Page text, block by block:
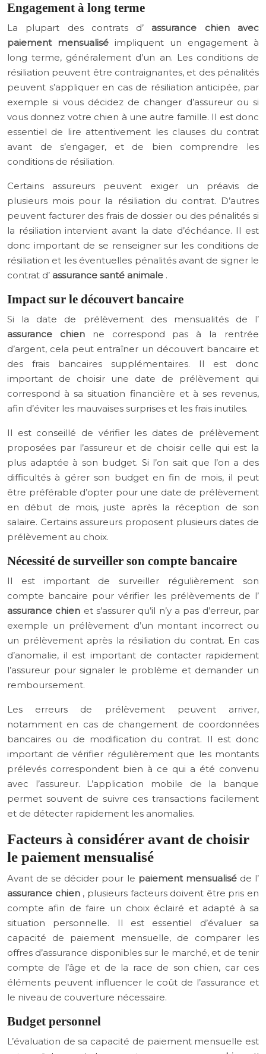
Engagement à long terme
La plupart des contrats d’ assurance chien avec
paiement mensualisé impliquent un engagement à
long terme, généralement d’un an. Les conditions de
résiliation peuvent être contraignantes, et des pénalités
peuvent s’appliquer en cas de résiliation anticipée, par
exemple si vous décidez de changer d’assureur ou si
vous donnez votre chien à une autre famille. Il est donc
essentiel de lire attentivement les clauses du contrat
avant de s’engager, et de bien comprendre les
conditions de résiliation.
Certains assureurs peuvent exiger un préavis de
plusieurs mois pour la résiliation du contrat. D’autres
peuvent facturer des frais de dossier ou des pénalités si
la résiliation intervient avant la date d’échéance. Il est
donc important de se renseigner sur les conditions de
résiliation et les éventuelles pénalités avant de signer le
contrat d’ assurance santé animale .
Impact sur le découvert bancaire
Si la date de prélèvement des mensualités de l’
assurance chien
ne correspond pas à la rentrée
d’argent, cela peut entraîner un découvert bancaire et
des frais bancaires supplémentaires. Il est donc
important de choisir une date de prélèvement qui
correspond à sa situation financière et à ses revenus,
afin d’éviter les mauvaises surprises et les frais inutiles.
Il est conseillé de vérifier les dates de prélèvement
proposées par l’assureur et de choisir celle qui est la
plus adaptée à son budget. Si l’on sait que l’on a des
difficultés à gérer son budget en fin de mois, il peut
être préférable d’opter pour une date de prélèvement
en début de mois, juste après la réception de son
salaire. Certains assureurs proposent plusieurs dates de
prélèvement au choix.
Nécessité de surveiller son compte bancaire
Il est important de surveiller régulièrement son
compte bancaire pour vérifier les prélèvements de l’
assurance chien et s’assurer qu’il n’y a pas d’erreur, par
exemple un prélèvement d’un montant incorrect ou
un prélèvement après la résiliation du contrat. En cas
d’anomalie, il est important de contacter rapidement
l’assureur pour signaler le problème et demander un
remboursement.
Les erreurs de prélèvement peuvent arriver,
notamment en cas de changement de coordonnées
bancaires ou de modification du contrat. Il est donc
important de vérifier régulièrement que les montants
prélevés correspondent bien à ce qui a été convenu
avec l’assureur. L’application mobile de la banque
permet souvent de suivre ces transactions facilement
et de détecter rapidement les anomalies.
Facteurs à considérer avant de choisir
le paiement mensualisé
Avant de se décider pour le paiement mensualisé de l’
assurance chien , plusieurs facteurs doivent être pris en
compte afin de faire un choix éclairé et adapté à sa
situation personnelle. Il est essentiel d’évaluer sa
capacité de paiement mensuelle, de comparer les
offres d’assurance disponibles sur le marché, et de tenir
compte de l’âge et de la race de son chien, car ces
éléments peuvent influencer le coût de l’assurance et
le niveau de couverture nécessaire.
Budget personnel
L’évaluation de sa capacité de paiement mensuelle est